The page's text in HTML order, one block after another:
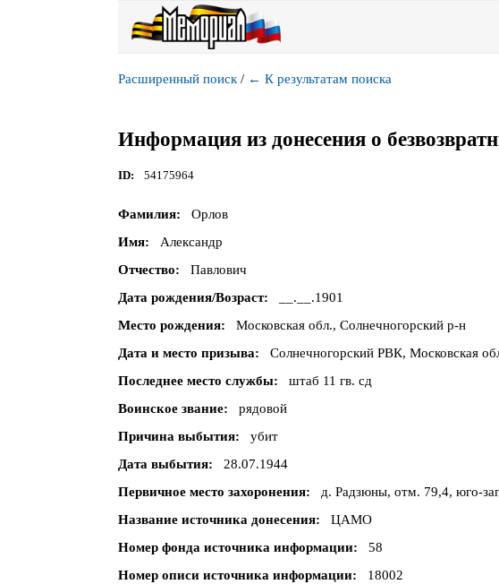
Расширенный поиск / ← К результатам поиска
Информация из донесения о
ID 54175964
Фамилия
Орлов
Имя
Александр
Отчество
Павлович
Дата рождения/Возраст
__.__.1901
Место рождения
Московская обл., Солнечногорский р-н
Дата и место призыва
Солнечногорский РВК, Московская
Последнее место службы
штаб 11 гв. сд
Воинское звание
рядовой
Причина выбытия
убит
Дата выбытия
28.07.1944
Первичное место захоронения
д. Радзюны, отм. 79,4, юго-
Название источника донесения
ЦАМО
Номер фонда источника информации
58
Номер описи источника информации
18002